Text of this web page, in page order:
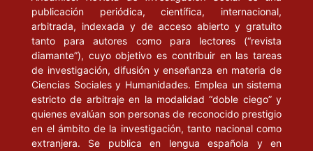
publicación periódica, científica, internacional,
arbitrada, indexada y de acceso abierto y gratuito
tanto para autores como para lectores (“revista
diamante”), cuyo objetivo es contribuir en las tareas
de investigación, difusión y enseñanza en materia de
Ciencias Sociales y Humanidades. Emplea un sistema
estricto de arbitraje en la modalidad “doble ciego” y
quienes evalúan son personas de reconocido prestigio
en el ámbito de la investigación, tanto nacional como
extranjera. Se publica en lengua española y en